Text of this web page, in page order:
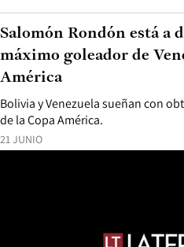
21 JUNIO
Bolivia y Venezuela sueñan con
de la Copa América.
Salomón Rondón está a
máximo goleador de
América